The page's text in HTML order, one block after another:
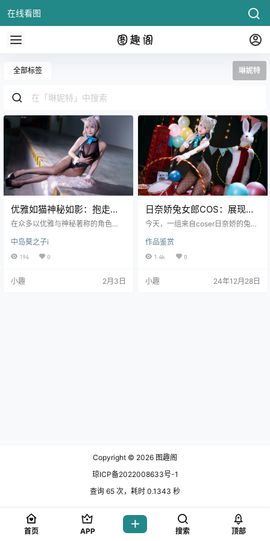
在线看图
全部标签 琳妮特
优雅如猫神秘如影：抱走莫
子aCOS演绎兔女郎版本的琳
在众多以优雅与神秘著称的角色
着一丝难以捉摸的气质。这一次，C
oser抱走莫子a大胆演绎兔女郎版本
来一种既灵动又具有.
中岛莫之子i
194 0
小趣 2月3日
日奈娇兔女郎COS：展现琳
妮特性感与神秘的魔术魅力
今天，一组来自coser日奈娇的兔女
前一亮！如果说原版琳妮特是个优
雅又冷.
作品鉴赏
1.4k 0
小趣 24年12月28日
Copyright © 2026 图趣阁
琼ICP备2022008633号-1
查询 65 次，耗时 0.1343 秒
首页 APP 搜索 顶部